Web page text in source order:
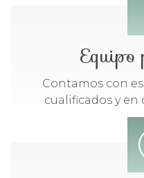
Equipo
Contamos con
cualificados y